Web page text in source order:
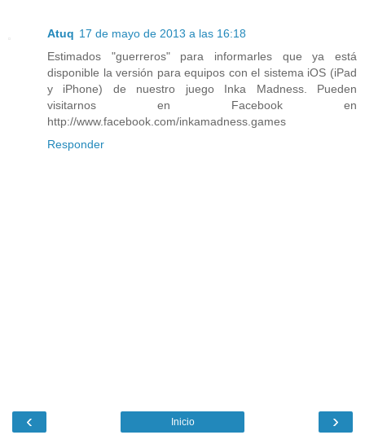
Atuq 17 de mayo de 2013 a las 16:18
Estimados "guerreros" para informarles que ya está
disponible la versión para equipos con el sistema iOS (iPad
y iPhone) de nuestro juego Inka Madness. Pueden
visitarnos en Facebook en
http://www.facebook.com/inkamadness.games
Responder
‹ ›
Inicio